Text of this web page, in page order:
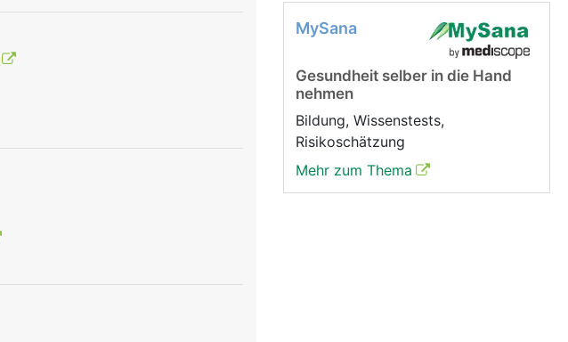
MySana
Gesundheit selber in die Hand
nehmen
Bildung, Wissenstests,
Risikoschätzung
Mehr zum Thema